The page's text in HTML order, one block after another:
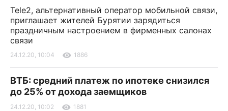
Tele2, альтернативный оператор мобильной связи,
приглашает жителей Бурятии зарядиться
праздничным настроением в фирменных салонах
связи
24.12.20, 10:04 1886
ВТБ: средний платеж по ипотеке снизился
до 25% от дохода заемщиков
24.12.20, 10:02 1881